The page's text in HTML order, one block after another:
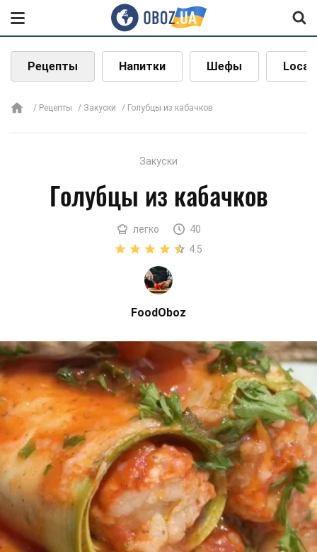
Рецепты Напитки Шефы Local
Рецепты Закуски Голубцы из кабачков
Закуски
Голубцы из кабачков
легко
40
4.5
FoodOboz